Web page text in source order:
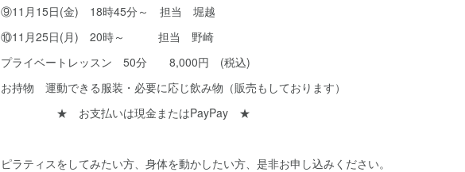
⑨11月15日(金) 18時45分～ 担当 堀越
⑩11月25日(月) 20時～ 担当 野崎
プライベートレッスン 50分 8,000円 (税込)
お持物 運動できる服装・必要に応じ飲み物（販売もしております）
★ お支払いは現金またはPayPay ★
ピラティスをしてみたい方、身体を動かしたい方、是非お申し込みください。